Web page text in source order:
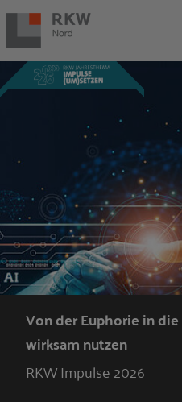
Zur Navigation springen
Zum Hauptinhalt springen
Von der Euphorie in
wirksam nutzen
RKW Impulse 2026